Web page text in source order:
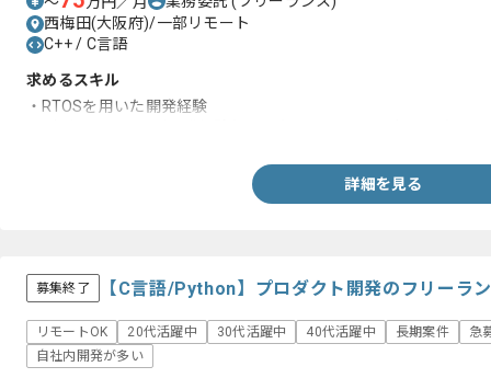
西梅田(大阪府)/一部リモート
C++ / C言語
求めるスキル
・RTOSを用いた開発経験
詳細を見る
募集終了 【C言語/Python】プロダクト開発のフリーラ
リモートOK 20代活躍中 30代活躍中 40代活躍中 長期案件
急
自社内開発が多い